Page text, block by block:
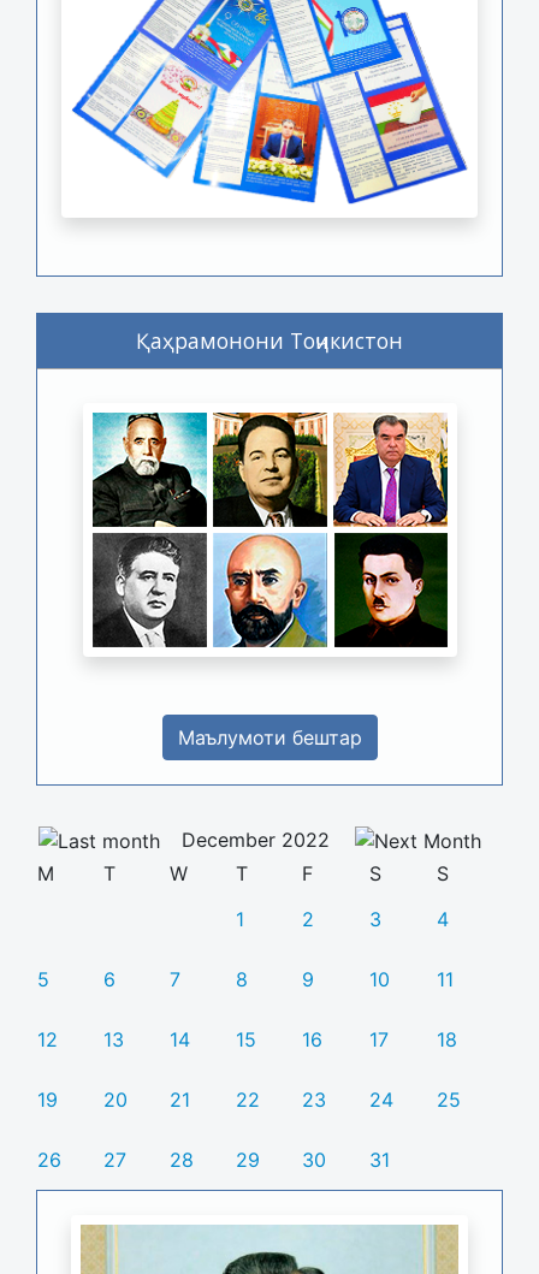
Қаҳрамонони Тоҷикистон
Маълумоти бештар
December 2022
M
T W T F S
S
1
2 3 4
5 6 7 8 9 10 11
12 13 14 15 16 17 18
19 20 21 22 23 24 25
26 27 28 29 30 31